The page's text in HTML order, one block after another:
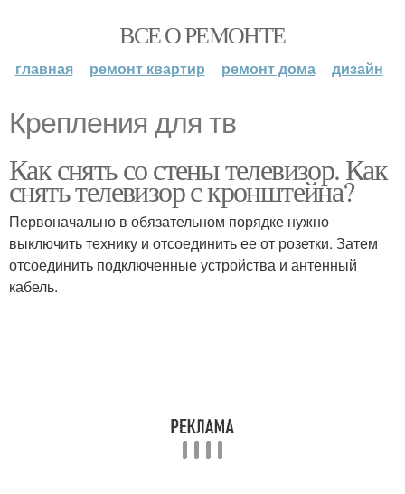
ВСЕ О РЕМОНТЕ
главная ремонт квартир ремонт дома дизайн
Крепления для тв
Как снять со стены телевизор. Как
снять телевизор с кронштейна?
Первоначально в обязательном порядке нужно
выключить технику и отсоединить ее от розетки. Затем
отсоединить подключенные устройства и антенный
кабель.